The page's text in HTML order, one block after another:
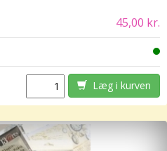
45,00 kr.
Læg i kurven